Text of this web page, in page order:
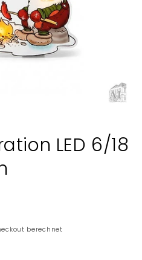
LED 6/18
berechnet